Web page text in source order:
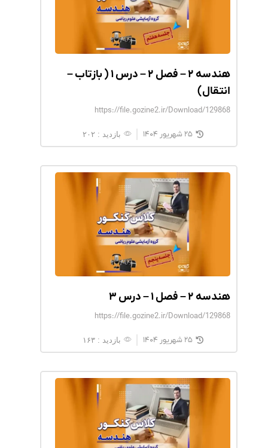
هندسه ۲ – فصل ۲ – درس ۱ ( بازتاب –
انتقال)
https://file.gozine2.ir/Download/129868
۲۵ شهریور ۱۴۰۴ بازدید : ۲۰۲
هندسه ۲ – فصل ۱ – درس ۳
https://file.gozine2.ir/Download/129868
۲۵ شهریور ۱۴۰۴ بازدید : ۱۶۳